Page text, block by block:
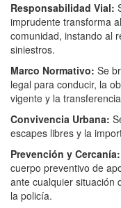
Responsabilidad Vial:
imprudente transforma
comunidad, instando al
siniestros.
Marco Normativo: Se
legal para conducir, la
vigente y la
Convivencia Urbana:
escapes libres y la
Prevención y Cercanía:
cuerpo preventivo de
ante cualquier situación
la policía.